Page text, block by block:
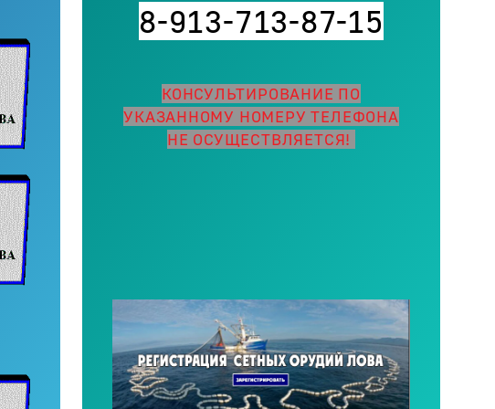
8-913-713-87-15
КОНСУЛЬТИРОВАНИЕ ПО
УКАЗАННОМУ НОМЕРУ ТЕЛЕФОНА
НЕ ОСУЩЕСТВЛЯЕТСЯ!